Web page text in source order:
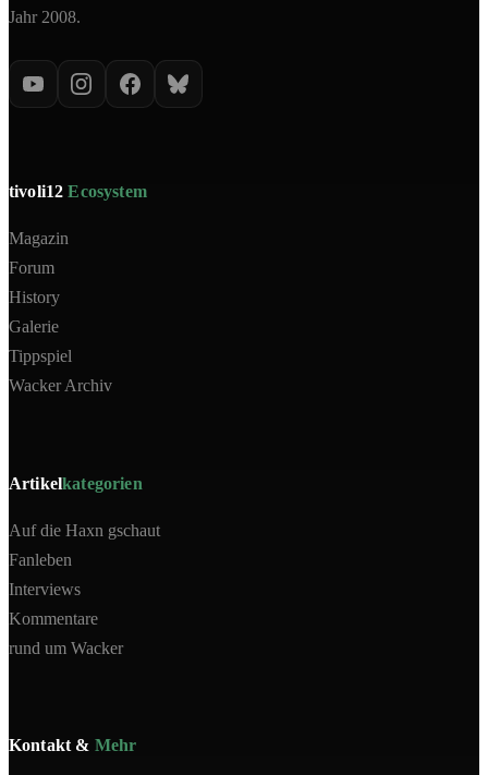
Jahr 2008.
tivoli12Ecosystem
Magazin
Forum
History
Galerie
Tippspiel
Wacker Archiv
Artikelkategorien
Auf die Haxn gschaut
Fanleben
Interviews
Kommentare
rund um Wacker
Kontakt & Mehr